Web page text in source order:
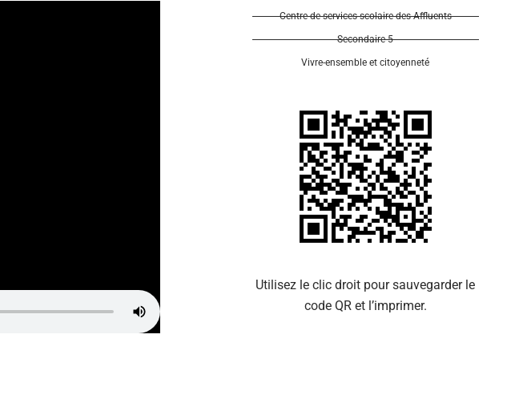
Centre de services scolaire des Affluents
Secondaire 5
Vivre-ensemble et citoyenneté
Utilisez le clic droit pour sauvegarder le
code QR et l’imprimer.